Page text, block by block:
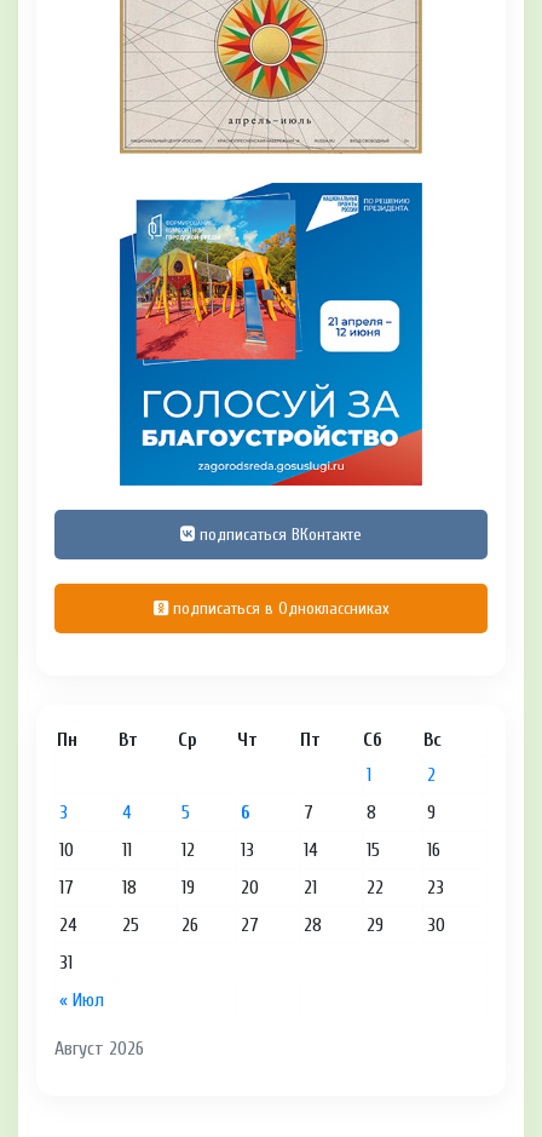
подписаться ВКонтакте
подписаться в Одноклассниках
Август 2026
Пн Вт Ср Чт Пт Сб Вс
« Июл
1
2
3
4 5 6 7 8
9
10
11 12 13 14 15
16
17
18 19 20 21 22
23
24
25 26 27 28 29
30
31